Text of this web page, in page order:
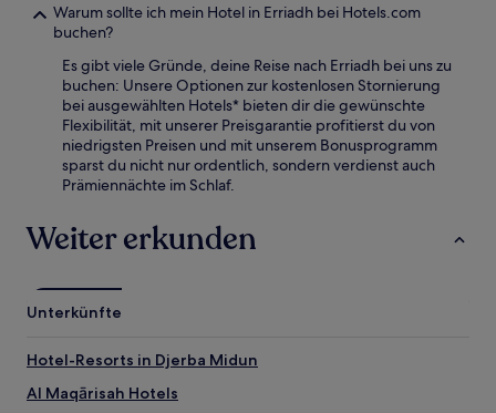
Warum sollte ich mein Hotel in Erriadh bei Hotels.com
buchen?
Es gibt viele Gründe, deine Reise nach Erriadh bei uns zu
buchen: Unsere Optionen zur kostenlosen Stornierung
bei ausgewählten Hotels* bieten dir die gewünschte
Flexibilität, mit unserer Preisgarantie profitierst du von
niedrigsten Preisen und mit unserem Bonusprogramm
sparst du nicht nur ordentlich, sondern verdienst auch
Prämiennächte im Schlaf.
Weiter erkunden
Unterkünfte
Hotel-Resorts in Djerba Midun
Al Maqārisah Hotels